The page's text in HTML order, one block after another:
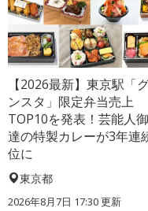
【2026最新】東京駅「
ンスタ」限定弁当売上
TOP10を発表！芸能人
達の特製カレーが3年連
位に
東京都
2026年8月7日 17:30更新